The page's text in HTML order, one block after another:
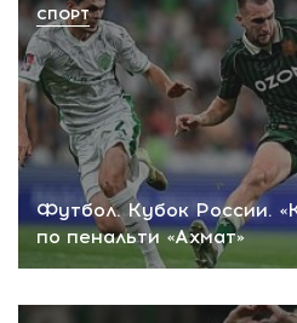
Футбол. Кубок России.
по пенальти «Ахмат»
СПОРТ